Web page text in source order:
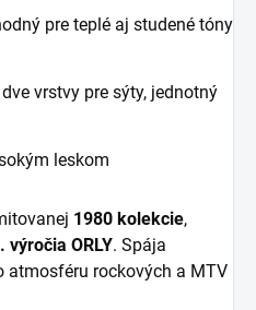
pre teplé aj studené tóny
vrstvy pre sýty, jednotný
leskom
1980 kolekcie,
výročia ORLY. Spája
atmosféru rockových a MTV